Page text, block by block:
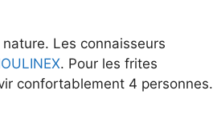
Les connaisseurs
. Pour les frites
confortablement 4 personnes.